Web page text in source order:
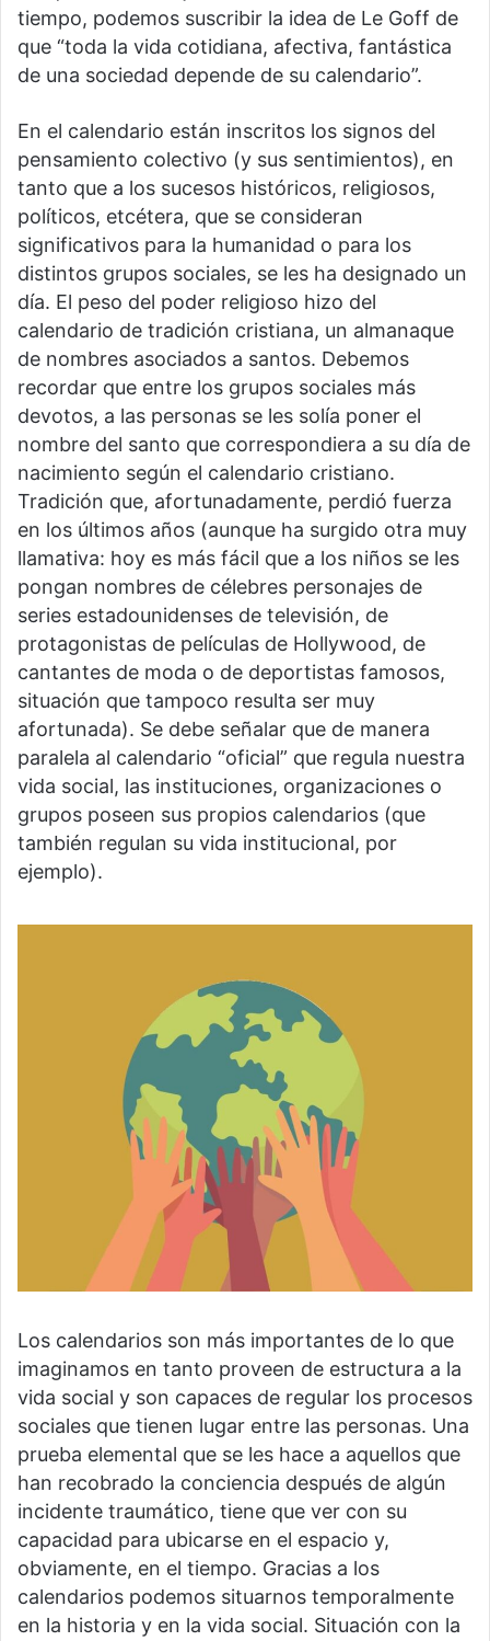
tiempo, podemos suscribir la idea de Le Goff de
que “toda la vida cotidiana, afectiva, fantástica
de una sociedad depende de su calendario”.
En el calendario están inscritos los signos del
pensamiento colectivo (y sus sentimientos), en
tanto que a los sucesos históricos, religiosos,
políticos, etcétera, que se consideran
significativos para la humanidad o para los
distintos grupos sociales, se les ha designado un
día. El peso del poder religioso hizo del
calendario de tradición cristiana, un almanaque
de nombres asociados a santos. Debemos
recordar que entre los grupos sociales más
devotos, a las personas se les solía poner el
nombre del santo que correspondiera a su día de
nacimiento según el calendario cristiano.
Tradición que, afortunadamente, perdió fuerza
en los últimos años (aunque ha surgido otra muy
llamativa: hoy es más fácil que a los niños se les
pongan nombres de célebres personajes de
series estadounidenses de televisión, de
protagonistas de películas de Hollywood, de
cantantes de moda o de deportistas famosos,
situación que tampoco resulta ser muy
afortunada). Se debe señalar que de manera
paralela al calendario “oficial” que regula nuestra
vida social, las instituciones, organizaciones o
grupos poseen sus propios calendarios (que
también regulan su vida institucional, por
ejemplo).
Los calendarios son más importantes de lo que
imaginamos en tanto proveen de estructura a la
vida social y son capaces de regular los procesos
sociales que tienen lugar entre las personas. Una
prueba elemental que se les hace a aquellos que
han recobrado la conciencia después de algún
incidente traumático, tiene que ver con su
capacidad para ubicarse en el espacio y,
obviamente, en el tiempo. Gracias a los
calendarios podemos situarnos temporalmente
en la historia y en la vida social. Situación con la